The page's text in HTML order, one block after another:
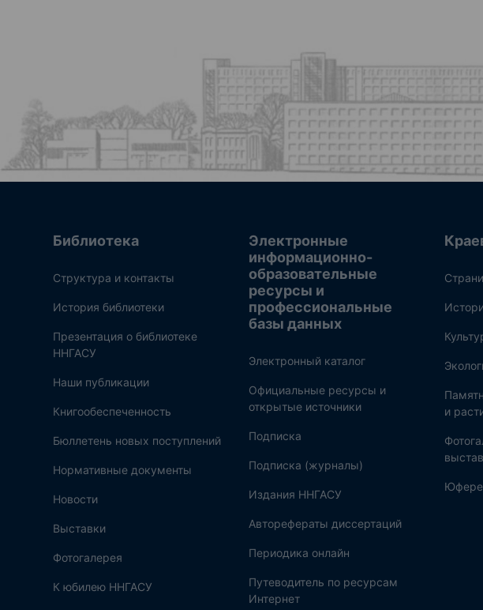
Библиотека
Структура и контакты
История библиотеки
Презентация о библиотеке
ННГАСУ
Наши публикации
Книгообеспеченность
Бюллетень новых поступлений
Нормативные документы
Новости
Выставки
Фотогалерея
К юбилею ННГАСУ
Электронные
информационно-
образовательные
ресурсы и
профессиональные
базы данных
Электронный каталог
Официальные ресурсы и
открытые источники
Подписка
Подписка (журналы)
Издания ННГАСУ
Авторефераты диссертаций
Периодика онлайн
Путеводитель по ресурсам
Интернет
и